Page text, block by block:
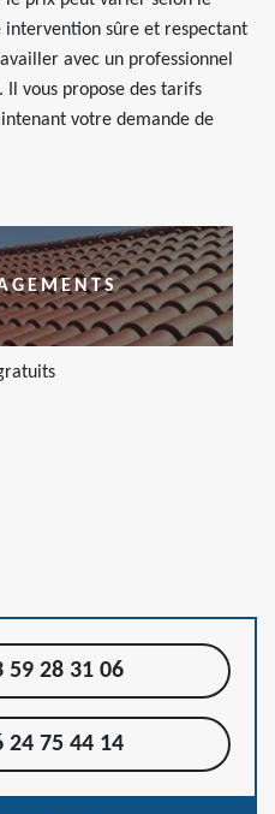
intervention sûre et respectant
avec un professionnel
vous propose des tarifs
votre demande de
59 28 31 06
24 75 44 14